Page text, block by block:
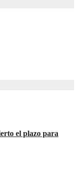
el plazo para